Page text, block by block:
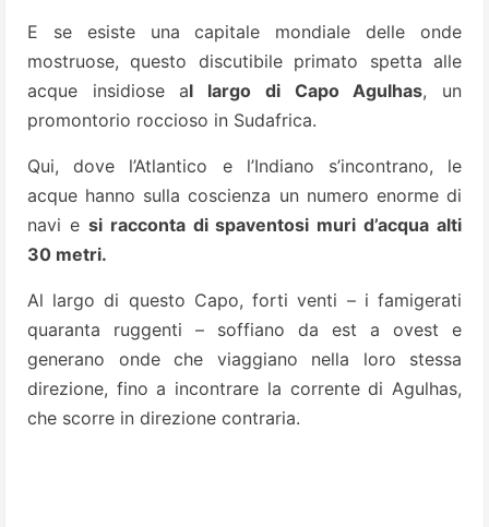
E se esiste una capitale mondiale delle onde
mostruose, questo discutibile primato spetta alle
acque insidiose al largo di Capo Agulhas, un
promontorio roccioso in Sudafrica.
Qui, dove l’Atlantico e l’Indiano s’incontrano, le
acque hanno sulla coscienza un numero enorme di
navi e si racconta di spaventosi muri d’acqua alti
30 metri.
Al largo di questo Capo, forti venti – i famigerati
quaranta ruggenti – soffiano da est a ovest e
generano onde che viaggiano nella loro stessa
direzione, fino a incontrare la corrente di Agulhas,
che scorre in direzione contraria.